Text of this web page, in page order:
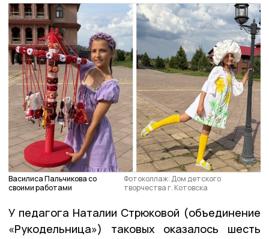
Василиса Пальчикова со
своими работами
Фотоколлаж: Дом детского
творчества г. Котовска
У педагога Наталии Стрюковой (объединение
«Рукодельница») таковых оказалось шесть